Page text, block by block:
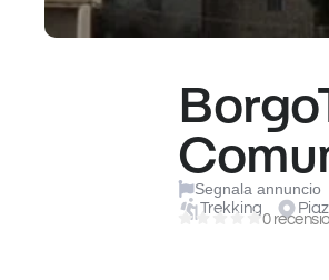
Segnala annuncio
Trekking
0